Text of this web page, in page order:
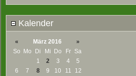
Kalender
« März 2016
»
So Mo Di Mi Do Fr
Sa
1
2 3 4
5
6
7 8 9 10 11
12